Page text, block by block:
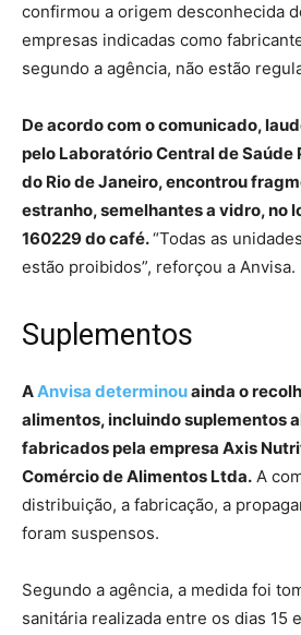
confirmou a origem desconhecida
empresas indicadas como
segundo a agência, não estão
De acordo com o comunicado,
pelo Laboratório Central de Saúde
do Rio de Janeiro, encontrou
estranho, semelhantes a vidro, no
160229 do café.“Todas as
estão proibidos”, reforçou a Anvisa.
Suplementos
AAnvisa determinouainda o
alimentos, incluindo suplementos
fabricados pela empresa Axis
Comércio de Alimentos Ltda. A
distribuição, a fabricação, a
foram suspensos.
Segundo a agência, a medida foi
sanitária realizada entre os dias 15